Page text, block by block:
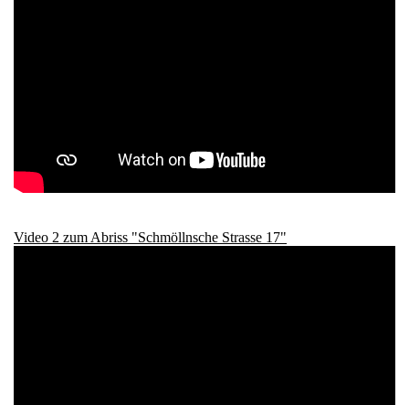
Video 2 zum Abriss "Schmöllnsche Strasse 17"